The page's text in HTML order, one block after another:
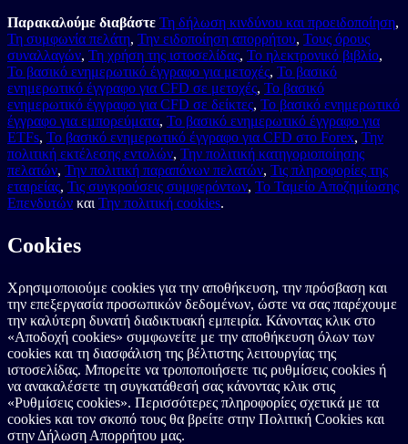
Παρακαλούμε διαβάστε Τη δήλωση κινδύνου και προειδοποίηση,
Τη συμφωνία πελάτη, Την ειδοποίηση απορρήτου, Τους όρους
συναλλαγών, Τη χρήση της ιστοσελίδας, Το ηλεκτρονικό βιβλίο,
Το βασικό ενημερωτικό έγγραφο για μετοχές, Το βασικό
ενημερωτικό έγγραφο για CFD σε μετοχές, Το βασικό
ενημερωτικό έγγραφο για CFD σε δείκτες, Το βασικό ενημερωτικό
έγγραφο για εμπορεύματα, Το βασικό ενημερωτικό έγγραφο για
ETFs, Το βασικό ενημερωτικό έγγραφο για CFD στο Forex, Την
πολιτική εκτέλεσης εντολών, Την πολιτική κατηγοριοποίησης
πελατών, Την πολιτική παραπόνων πελατών, Τις πληροφορίες της
εταιρείας, Τις συγκρούσεις συμφερόντων, Το Ταμείο Αποζημίωσης
Επενδυτών και Την πολιτική cookies.
Cookies
Χρησιμοποιούμε cookies για την αποθήκευση, την πρόσβαση και
την επεξεργασία προσωπικών δεδομένων, ώστε να σας παρέχουμε
την καλύτερη δυνατή διαδικτυακή εμπειρία. Κάνοντας κλικ στο
«Αποδοχή cookies» συμφωνείτε με την αποθήκευση όλων των
cookies και τη διασφάλιση της βέλτιστης λειτουργίας της
ιστοσελίδας. Μπορείτε να τροποποιήσετε τις ρυθμίσεις cookies ή
να ανακαλέσετε τη συγκατάθεσή σας κάνοντας κλικ στις
«Ρυθμίσεις cookies». Περισσότερες πληροφορίες σχετικά με τα
cookies και τον σκοπό τους θα βρείτε στην Πολιτική Cookies και
στην Δήλωση Απορρήτου μας.